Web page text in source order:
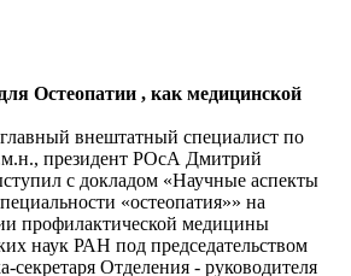
Остеопатии , как медицинской
внештатный специалист по
президент РОсА Дмитрий
с докладом «Научные аспекты
«остеопатия»» на
профилактической медицины
наук РАН под председательством
секретаря Отделения - руководителя